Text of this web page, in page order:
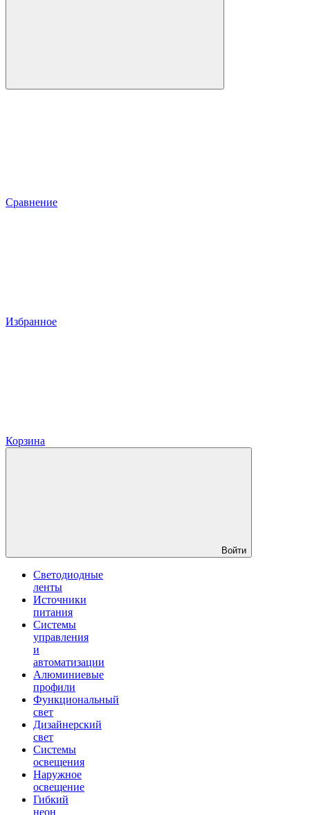
Сравнение
Избранное
Корзина
Войти
Светодиодные
ленты
Источники
питания
Системы
управления
и
автоматизации
Алюминиевые
профили
Функциональный
свет
Дизайнерский
свет
Системы
освещения
Наружное
освещение
Гибкий
неон